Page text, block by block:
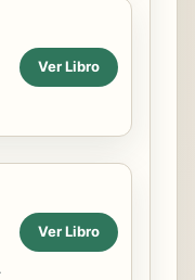
Ver Libro
Ver Libro